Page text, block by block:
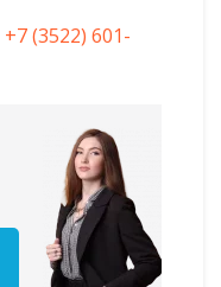
+7 (3522) 601-